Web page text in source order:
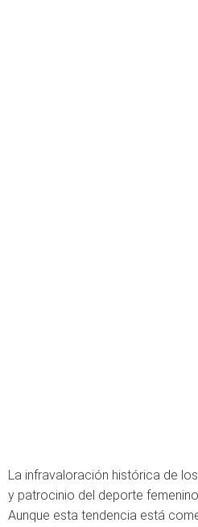
La infravaloración histórica de
y patrocinio del deporte
Aunque esta tendencia está